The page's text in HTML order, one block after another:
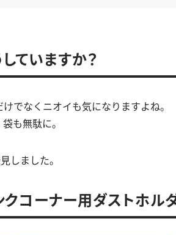
ていますか？
でなくニオイも気になりますよね。
も無駄に。
しました。
クコーナー用ダストホル